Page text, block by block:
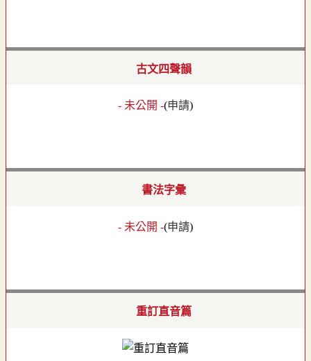
古文四聲韻
- 未公開 -(申請)
書法字彙
- 未公開 -(申請)
重訂直音篇